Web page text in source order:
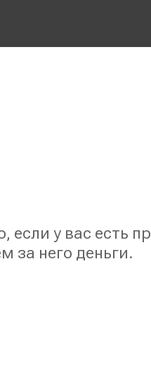
у вас есть
за него деньги.